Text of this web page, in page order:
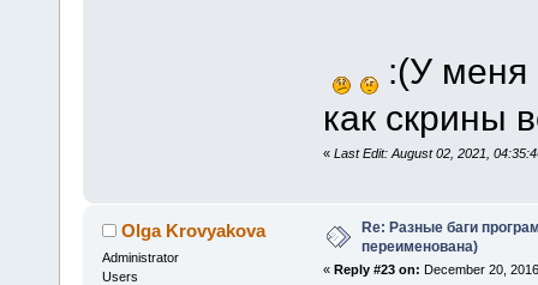
:(У меня
как скрины
« Last Edit: August 02, 2021,
Olga Krovyakova
Administrator
Users
Re: Разные баги
переименована)
« Reply #23 on: December 20,